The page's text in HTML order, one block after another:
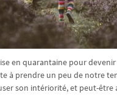
en quarantaine pour
à prendre un peu de notre
son intériorité, et peut-être